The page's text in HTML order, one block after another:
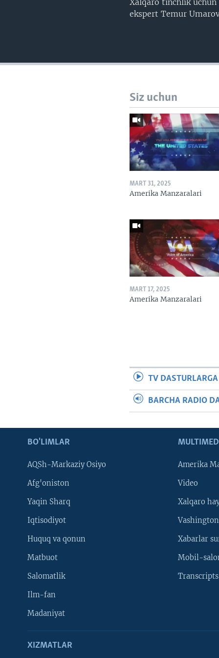
ekspert Temur
Siz uchun
MART 31, 2025
Amerika Manzaralari
MART 17, 2025
Amerika Manzaralari
TV
BARCHA RADIO
BO'LIMLAR
AQSh-Markaziy Osiyo
Afg'oniston
Yaqin Sharq
Iqtisodiyot
Huquq va qonun
Matbuot
Salomatlik
Ilm-fan
Madaniyat
Amerika
Video
Xalqaro
Xabarlar
Mobil-
Transcripts
XIZMATLAR